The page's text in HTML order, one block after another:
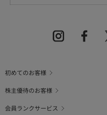
初めてのお客様
株主優待のお客様
会員ランクサービス